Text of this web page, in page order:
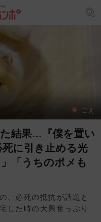
ごえ
結果…『僕を置い
に引き止める光
「うちのポメも
、必死の抵抗が話題と
した時の大興奮っぷり